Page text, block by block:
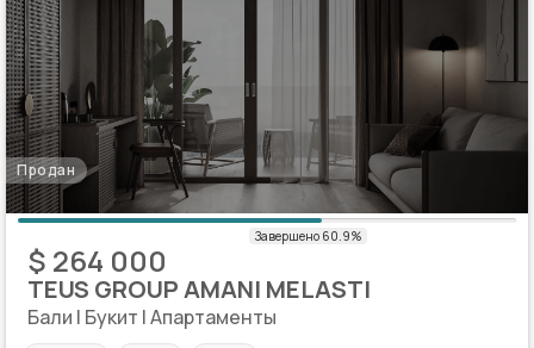
Продан
$ 264 000
TEUS GROUP AMANI MELASTI
Бали | Букит | Апартаменты